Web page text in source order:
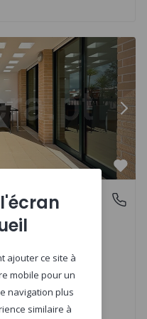
5
ajouter ce site à
mobile pour un
navigation plus
similaire à